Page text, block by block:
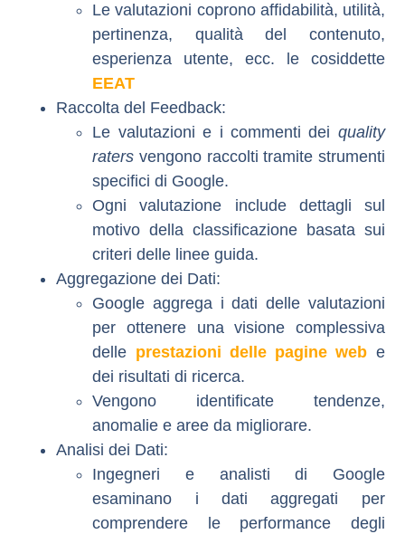
Le valutazioni coprono affidabilità, utilità,
pertinenza, qualità del contenuto,
esperienza utente, ecc. le cosiddette
EEAT
Raccolta del Feedback:
Le valutazioni e i commenti dei quality
raters vengono raccolti tramite strumenti
specifici di Google.
Ogni valutazione include dettagli sul
motivo della classificazione basata sui
criteri delle linee guida.
Aggregazione dei Dati:
Google aggrega i dati delle valutazioni
per ottenere una visione complessiva
delle prestazioni delle pagine web e
dei risultati di ricerca.
Vengono identificate tendenze,
anomalie e aree da migliorare.
Analisi dei Dati:
Ingegneri e analisti di Google
esaminano i dati aggregati per
comprendere le performance degli